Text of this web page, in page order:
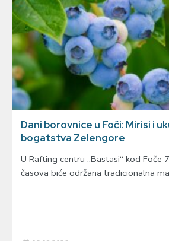
Dani borovnice u Foči: Mirisi i
bogatstva Zelengore
U Rafting centru „Bastasi“ kod Foče
časova biće održana tradicionalna